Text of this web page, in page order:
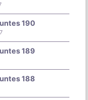
190
189
188